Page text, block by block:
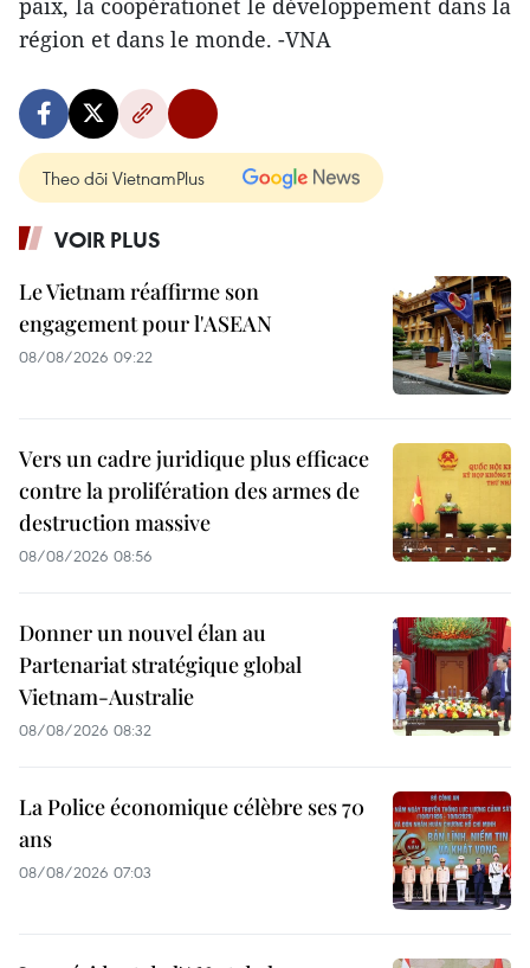
paix, la coopérationet le développement dans la
région et dans le monde. -VNA
Theo dõi VietnamPlus
VOIR PLUS
Le Vietnam réaffirme son
engagement pour l'ASEAN
08/08/2026 09:22
Vers un cadre juridique plus efficace
contre la prolifération des armes de
destruction massive
08/08/2026 08:56
Donner un nouvel élan au
Partenariat stratégique global
Vietnam-Australie
08/08/2026 08:32
La Police économique célèbre ses 70
ans
08/08/2026 07:03